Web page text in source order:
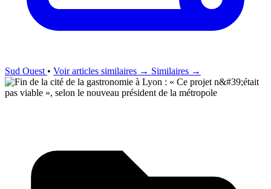
Sud Ouest • Voir articles similaires → Similaires →